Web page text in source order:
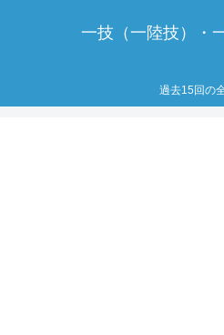
一技（一陸技）・
過去15回の